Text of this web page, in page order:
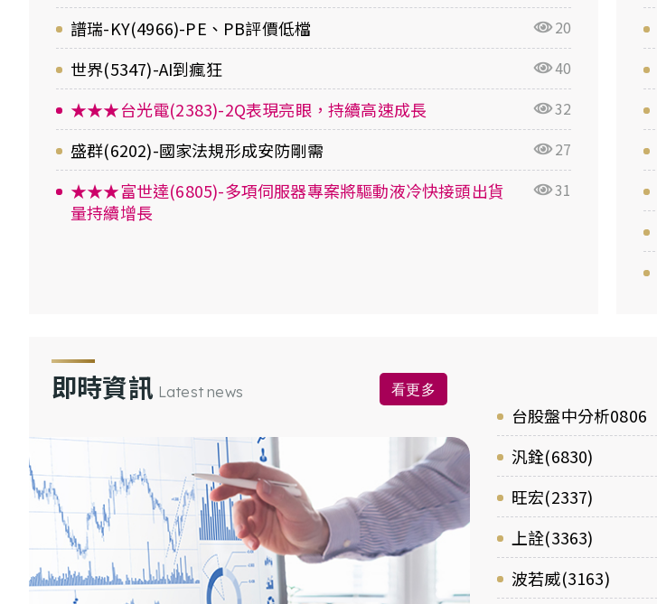
譜瑞-KY(4966)-PE、PB評價低檔 20
世界(5347)-AI到瘋狂 40
★★★台光電(2383)-2Q表現亮眼，持續高速成長 32
盛群(6202)-國家法規形成安防剛需 27
★★★富世達(6805)-多項伺服器專案將驅動液冷快接頭出貨
量持續增長
31
即時資訊 Latest news 看更多
台股盤中分析0806
汎銓(6830)
旺宏(2337)
上詮(3363)
波若威(3163)